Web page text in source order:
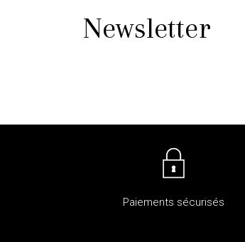
Newsletter
Paiements sécurisés